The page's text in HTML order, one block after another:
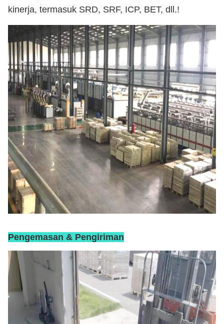
kinerja, termasuk SRD, SRF, ICP, BET, dll.!
Pengemasan & Pengiriman